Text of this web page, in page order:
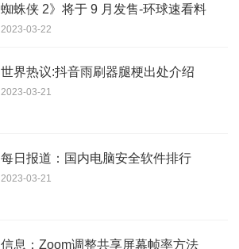
蜘蛛侠 2》将于 9 月发售-环球速看料
2023-03-22
世界热议:抖音雨刷器腿梗出处介绍
2023-03-21
每日报道：国内电脑安全软件排行
2023-03-21
信息：Zoom调整共享屏幕帧率方法